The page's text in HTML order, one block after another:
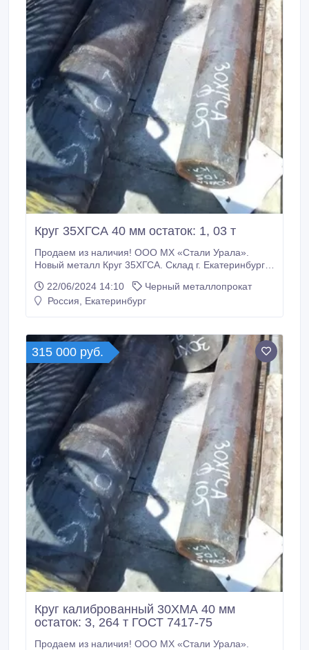
Круг 35ХГСА 40 мм остаток: 1, 03 т
Продаем из наличия! ООО МХ «Стали Урала».
Новый металл Круг 35ХГСА. Склад г. Екатеринбург.
мм, на складе: 1, 03 т , 125000 руб. с НДС * Еще из
наличия: * Круг 35ХГСА 42 мм, остаток: 20, 56 т,
22/06/2024 14:10
Черный металлопрокат
Россия, Екатеринбург
315 000 руб.
Круг калиброванный 30ХМА 40 мм
остаток: 3, 264 т ГОСТ 7417-75
Продаем из наличия! ООО МХ «Стали Урала».